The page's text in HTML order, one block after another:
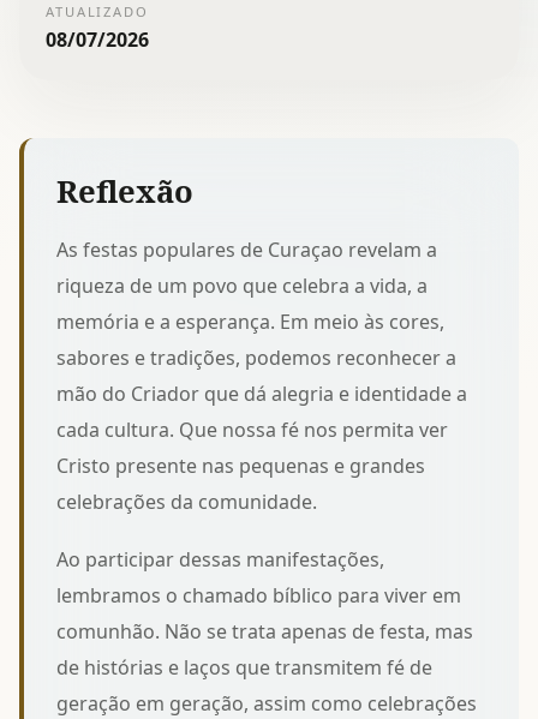
ATUALIZADO
08/07/2026
Reflexão
As festas populares de Curaçao revelam a
riqueza de um povo que celebra a vida, a
memória e a esperança. Em meio às cores,
sabores e tradições, podemos reconhecer a
mão do Criador que dá alegria e identidade a
cada cultura. Que nossa fé nos permita ver
Cristo presente nas pequenas e grandes
celebrações da comunidade.
Ao participar dessas manifestações,
lembramos o chamado bíblico para viver em
comunhão. Não se trata apenas de festa, mas
de histórias e laços que transmitem fé de
geração em geração, assim como celebrações